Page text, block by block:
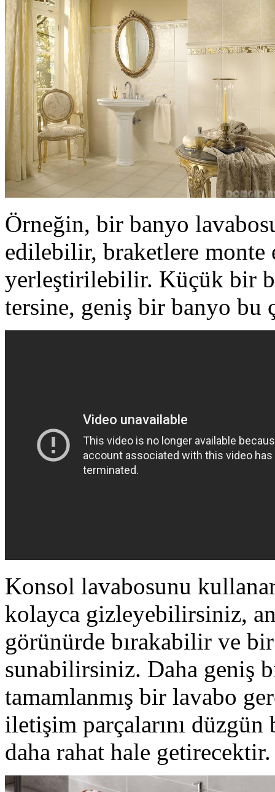
Örneğin, bir banyo
edilebilir, braketlere
yerleştirilebilir. Küçük bir
tersine, geniş bir banyo
Konsol lavabosunu
kolayca gizleyebilirsiniz,
görünürde bırakabilir ve
sunabilirsiniz. Daha geniş
tamamlanmış bir lavabo
iletişim parçalarını
daha rahat hale getirecektir.